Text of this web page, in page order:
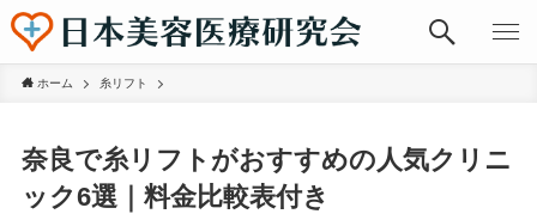
ホーム 糸リフト
奈良で糸リフトがおすすめの人気クリニ
ック6選｜料金比較表付き